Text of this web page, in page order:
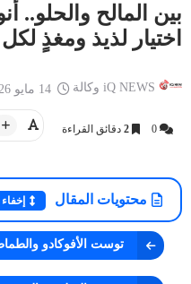
أخبار العراق
العراق.. توجيه عاجل من رئيس
بين المالح والحلو..
اختيار لذيذ ومغذٍ
iQ NEWS وكالة
0
2 دقائق القراءة
محتويات المقال إخفاء
توست الأفوكادو